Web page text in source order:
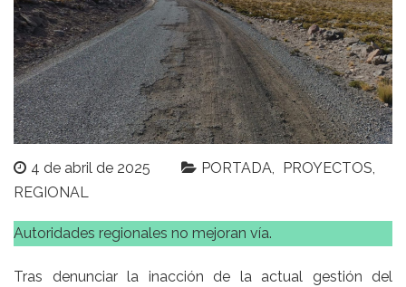
4 de abril de 2025 PORTADA
PROYECTOS
REGIONAL
Autoridades regionales no mejoran vía.
Tras denunciar la inacción de la actual gestión del